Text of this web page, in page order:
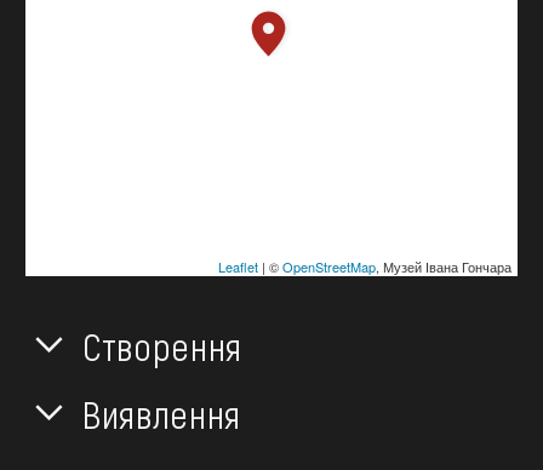
Leaflet| ©OpenStreetMap, Музей Івана Гончара
Створення
Виявлення